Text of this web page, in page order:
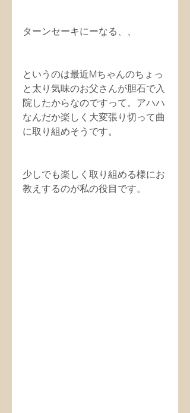
ターンセーキにーなる、、
というのは最近Mちゃんのちょっ
と太り気味のお父さんが胆石で入
院したからなのですって。アハハ
なんだか楽しく大変張り切って曲
に取り組めそうです。
少しでも楽しく取り組める様にお
教えするのが私の役目です。